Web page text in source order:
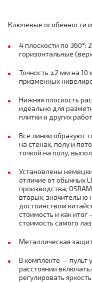
Ключевые особенности
4 плоскости по 360°:
горизонтальные
Точность ±2 мм на
призменных
Нижняя плоскость
идеально для
плитки и других
Все линии образуют
на стенах, полу и
точкой на полу,
Установлены
отличие от обычных
производства,
вторых,
достоинством
стоимость и как итог
стоимость самого
Металлическая
В комплекте — пульт
расстоянии
регулировать